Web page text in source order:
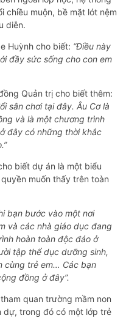
chiều muộn, bề mặt lót nệm
diễn.
Huỳnh cho biết: “Điều này
đầy sức sống cho con em
Quản trị cho biết thêm:
sân chơi tại đây. Âu Cơ là
và là một chương trình
đây có những thời khắc
biết dự án là một biểu
muốn thấy trên toàn
bạn bước vào một nơi
và các nhà giáo dục đang
hoàn toàn độc đáo ở
tập thể dục dưỡng sinh,
cùng trẻ em… Các bạn
đồng ở đây”.
quan trường mầm non
dự, trong đó có một lớp trẻ